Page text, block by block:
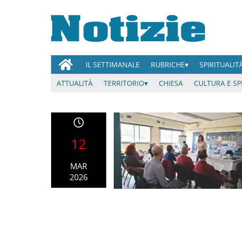
IL SETTIMANALE RUBRICHE
ATTUALITÀ
TERRITORIO CHIESA CULTURA E
12
MAR
2026